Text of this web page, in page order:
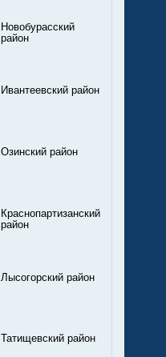
Новобурасский
район
Ивантеевский район
Озинский район
Краснопартизанский
район
Лысогорский район
Татищевский район